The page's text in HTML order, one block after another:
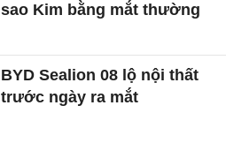
sao Kim bằng mắt thường
BYD Sealion 08 lộ nội thất
trước ngày ra mắt